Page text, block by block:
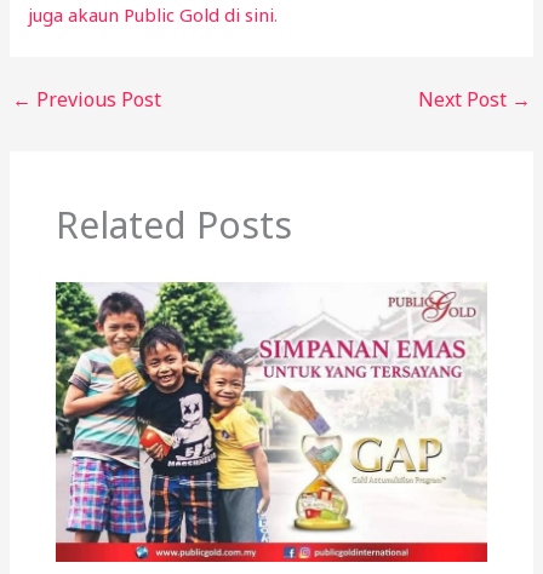
juga akaun Public Gold di sini.
← Previous Post Next Post →
Related Posts